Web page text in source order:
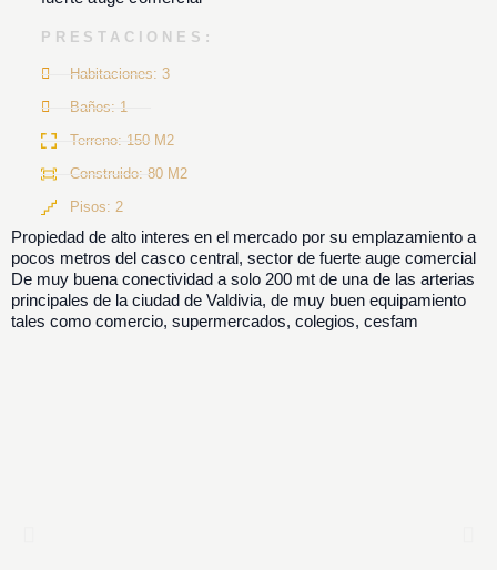
PRESTACIONES:
Habitaciones: 3
Baños: 1
Terreno: 150 M2
Construido: 80 M2
Pisos: 2
Propiedad de alto interes en el mercado por su emplazamiento a
pocos metros del casco central, sector de fuerte auge comercial
De muy buena conectividad a solo 200 mt de una de las arterias
principales de la ciudad de Valdivia, de muy buen equipamiento
tales como comercio, supermercados, colegios, cesfam